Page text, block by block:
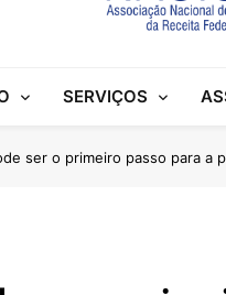
SERVIÇOS
ser o primeiro passo para a